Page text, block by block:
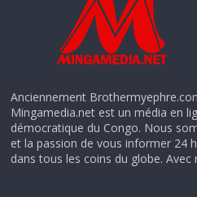
Anciennement
Mingamedia.net est un média en
démocratique du Congo. Nous
et la passion de vous informer 24
dans tous les coins du globe.